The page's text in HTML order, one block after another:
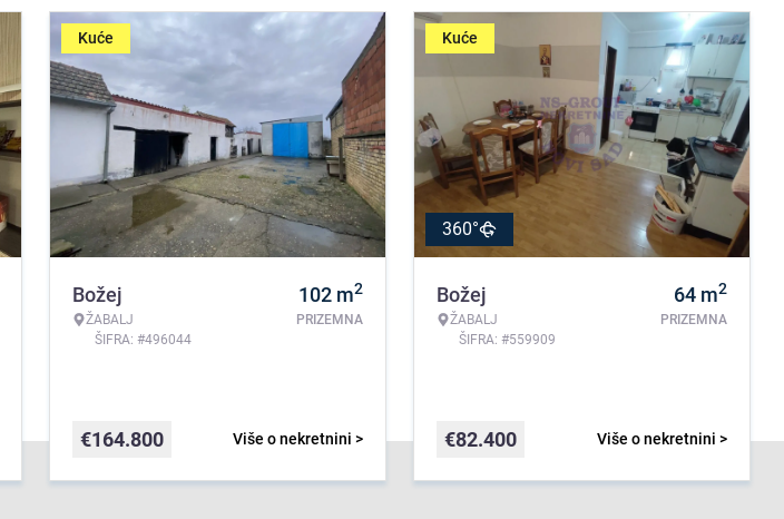
Kuće
Božej
ŽABALJ
ŠIFRA: #496044
102 m2
PRIZEMNA
Više o nekretnini >
€164.800
Kuće
360°
Božej
ŽABALJ
ŠIFRA: #559909
64 m2
PRIZEMNA
Više o nekretnini >
€82.400